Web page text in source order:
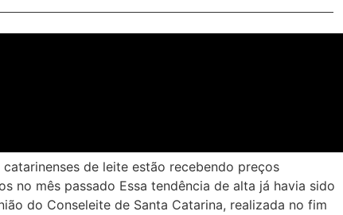
de leite estão recebendo preços
no mês passado Essa tendência de alta já havia sido
do Conseleite de Santa Catarina, realizada no fim